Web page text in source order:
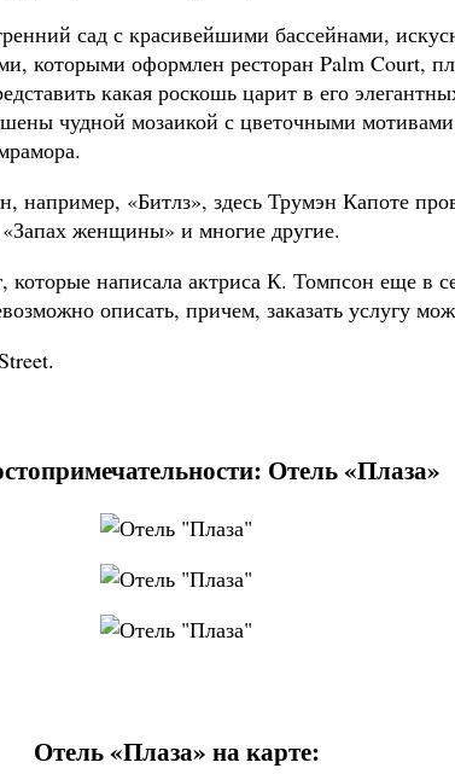
сад с красивейшими бассейнами,
которыми оформлен ресторан Palm Court,
какая роскошь царит в его
чудной мозаикой с цветочными мотивами.
например, «Битлз», здесь Трумэн Капоте
женщины» и многие другие.
написала актриса К. Томпсон еще в
описать, причем, заказать услугу
Отель «Плаза»
Отель «Плаза» на карте: